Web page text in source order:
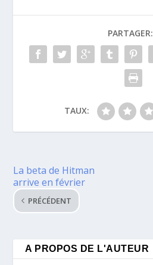
PARTAGER:
TAUX:
La beta de Hitman
arrive en février
PRÉCÉDENT
A PROPOS DE L'AUTEUR